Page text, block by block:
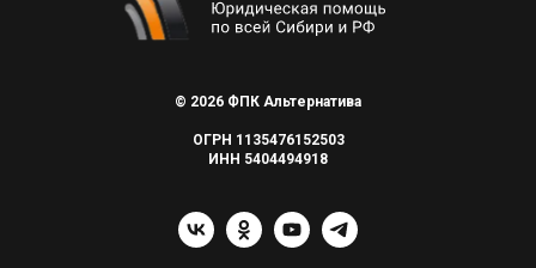
© 2026 ФПК Альтернатива
ОГРН 1135476152503
ИНН 5404494918